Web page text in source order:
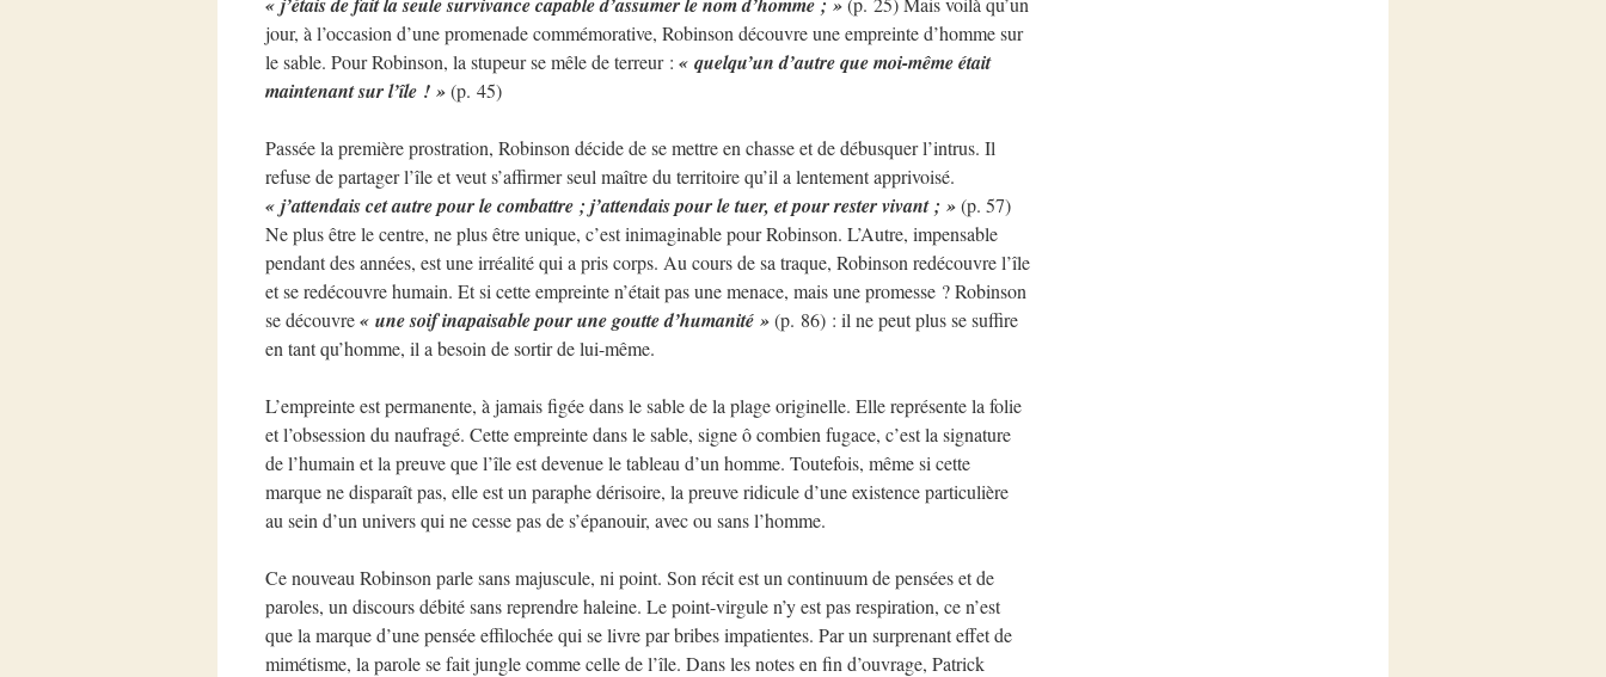
jour, à l’occasion d’une promenade commémorative, Robinson découvre une empreinte d’homme sur
le sable. Pour Robinson, la stupeur se mêle de terreur : « quelqu’un d’autre que moi-même était
maintenant sur l’île ! »(p. 45)
Passée la première prostration, Robinson décide de se mettre en chasse et de débusquer l’intrus. Il
refuse de partager l’île et veut s’affirmer seul maître du territoire qu’il a lentement apprivoisé.
« j’attendais cet autre pour le combattre ; j’attendais pour le tuer, et pour rester vivant ; »(p. 57)
Ne plus être le centre, ne plus être unique, c’est inimaginable pour Robinson. L’Autre, impensable
pendant des années, est une irréalité qui a pris corps. Au cours de sa traque, Robinson redécouvre l’île
et se redécouvre humain. Et si cette empreinte n’était pas une menace, mais une promesse ? Robinson
se découvre« une soif inapaisable pour une goutte d’humanité »(p. 86) : il ne peut plus se suffire
en tant qu’homme, il a besoin de sortir de lui-même.
L’empreinte est permanente, à jamais figée dans le sable de la plage originelle. Elle représente la folie
et l’obsession du naufragé. Cette empreinte dans le sable, signe ô combien fugace, c’est la signature
de l’humain et la preuve que l’île est devenue le tableau d’un homme. Toutefois, même si cette
marque ne disparaît pas, elle est un paraphe dérisoire, la preuve ridicule d’une existence particulière
au sein d’un univers qui ne cesse pas de s’épanouir, avec ou sans l’homme.
Ce nouveau Robinson parle sans majuscule, ni point. Son récit est un continuum de pensées et de
paroles, un discours débité sans reprendre haleine. Le point-virgule n’y est pas respiration, ce n’est
que la marque d’une pensée effilochée qui se livre par bribes impatientes. Par un surprenant effet de
mimétisme, la parole se fait jungle comme celle de l’île. Dans les notes en fin d’ouvrage, Patrick